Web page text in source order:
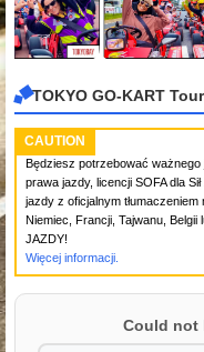
TOKYO GO-KART
CAUTION
Będziesz potrzebować
prawa jazdy, licencji SOFA dla
jazdy z oficjalnym
Niemiec, Francji, Tajwanu, Belgii
JAZDY!
Więcej informacji.
Could not